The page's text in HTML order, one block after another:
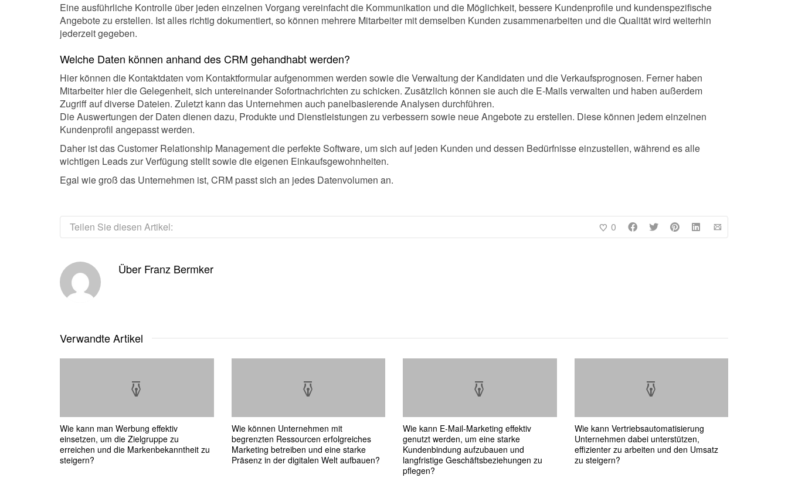
Eine ausführliche Kontrolle über jeden einzelnen Vorgang vereinfacht die Kommunikation und die Möglichkeit, bessere Kundenprofile und kundenspezifische
Angebote zu erstellen. Ist alles richtig dokumentiert, so können mehrere Mitarbeiter mit demselben Kunden zusammenarbeiten und die Qualität wird weiterhin
jederzeit gegeben.
Welche Daten können anhand des CRM gehandhabt werden?
Hier können die Kontaktdaten vom Kontaktformular aufgenommen werden sowie die Verwaltung der Kandidaten und die Verkaufsprognosen. Ferner haben
Mitarbeiter hier die Gelegenheit, sich untereinander Sofortnachrichten zu schicken. Zusätzlich können sie auch die E-Mails verwalten und haben außerdem
Zugriff auf diverse Dateien. Zuletzt kann das Unternehmen auch panelbasierende Analysen durchführen.
Die Auswertungen der Daten dienen dazu, Produkte und Dienstleistungen zu verbessern sowie neue Angebote zu erstellen. Diese können jedem einzelnen
Kundenprofil angepasst werden.
Daher ist das Customer Relationship Management die perfekte Software, um sich auf jeden Kunden und dessen Bedürfnisse einzustellen, während es alle
wichtigen Leads zur Verfügung stellt sowie die eigenen Einkaufsgewohnheiten.
Egal wie groß das Unternehmen ist, CRM passt sich an jedes Datenvolumen an.
Teilen Sie diesen Artikel: 0
Über Franz Bermker
Verwandte Artikel
Wie kann man Werbung effektiv
einsetzen, um die Zielgruppe zu
erreichen und die Markenbekanntheit zu
steigern?
Wie können Unternehmen mit
begrenzten Ressourcen erfolgreiches
Marketing betreiben und eine starke
Präsenz in der digitalen Welt aufbauen?
Wie kann E-Mail-Marketing effektiv
genutzt werden, um eine starke
Kundenbindung aufzubauen und
langfristige Geschäftsbeziehungen zu
pflegen?
Wie kann Vertriebsautomatisierung
Unternehmen dabei unterstützen,
effizienter zu arbeiten und den Umsatz
zu steigern?